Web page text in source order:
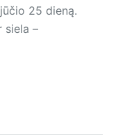
25 dieną.
siela –